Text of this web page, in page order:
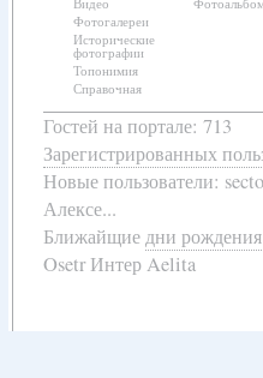
Фотогалереи
Исторические
фотографии
Топонимия
Справочная
Гостей на портале: 713
Зарегистрированных
Новые пользователи:
Алексе...
Ближайщиедни рождения
Osetr Интер Aelita